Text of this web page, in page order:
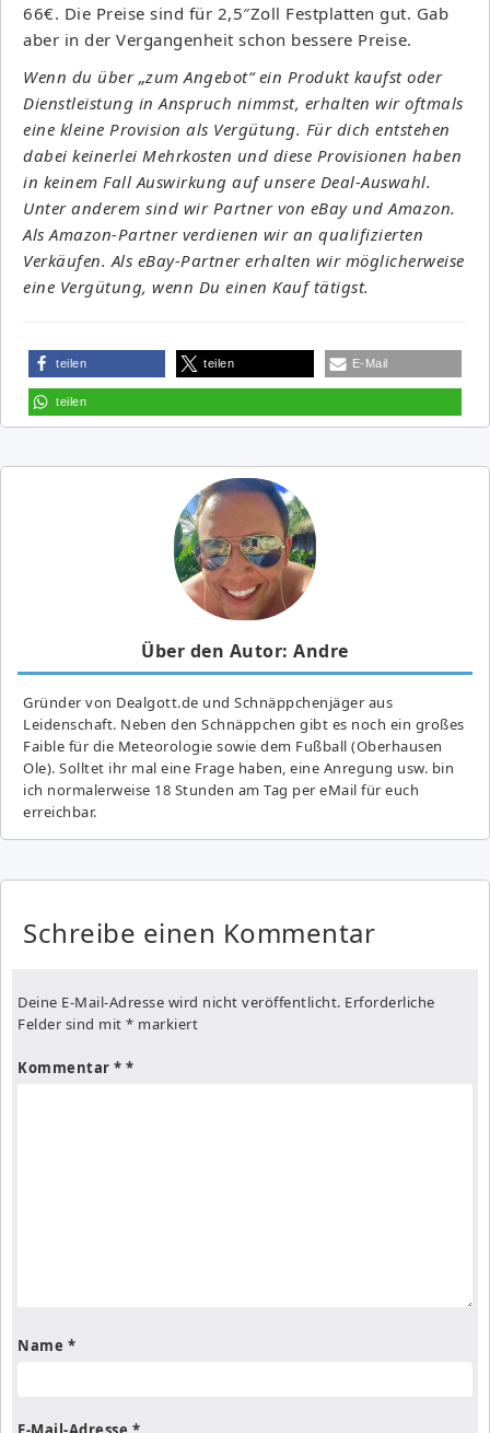
66€. Die Preise sind für 2,5″Zoll Festplatten gut. Gab
aber in der Vergangenheit schon bessere Preise.
Wenn du über „zum Angebot“ ein Produkt kaufst oder
Dienstleistung in Anspruch nimmst, erhalten wir oftmals
eine kleine Provision als Vergütung. Für dich entstehen
dabei keinerlei Mehrkosten und diese Provisionen haben
in keinem Fall Auswirkung auf unsere Deal-Auswahl.
Unter anderem sind wir Partner von eBay und Amazon.
Als Amazon-Partner verdienen wir an qualifizierten
Verkäufen. Als eBay-Partner erhalten wir möglicherweise
eine Vergütung, wenn Du einen Kauf tätigst.
teilen teilen E-Mail
teilen
Über den Autor: Andre
Gründer von Dealgott.de und Schnäppchenjäger aus
Leidenschaft. Neben den Schnäppchen gibt es noch ein großes
Fai­ble für die Meteorologie sowie dem Fußball (Oberhausen
Ole). Solltet ihr mal eine Frage haben, eine Anregung usw. bin
ich normalerweise 18 Stunden am Tag per eMail für euch
erreichbar.
Schreibe einen Kommentar
Deine E-Mail-Adresse wird nicht veröffentlicht. Erforderliche
Felder sind mit * markiert
Kommentar *
Name *